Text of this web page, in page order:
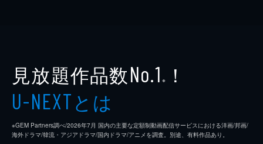
見放題作品数No.1 ※ ！
U-NEXTとは
※GEM Partners調べ/2026年7⽉ 国内の主要な定額制動画配信サービスにおける洋画/邦画/
海外ドラマ/韓流・アジアドラマ/国内ドラマ/アニメを調査。別途、有料作品あり。